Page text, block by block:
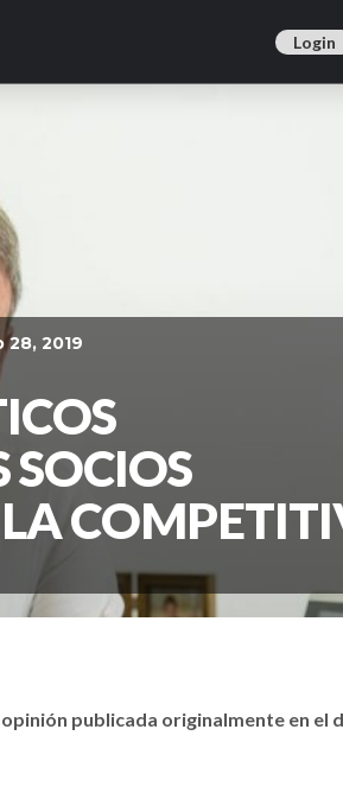
Login
28, 2019
SOCIOS
LA
publicada originalmente en el